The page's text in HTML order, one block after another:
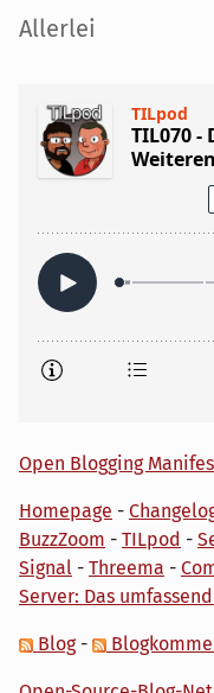
Seitenleiste
Allerlei
Open Blogging
Homepage -
BuzzZoom - TILpod -
Signal - Threema -
Server: Das
Blog-